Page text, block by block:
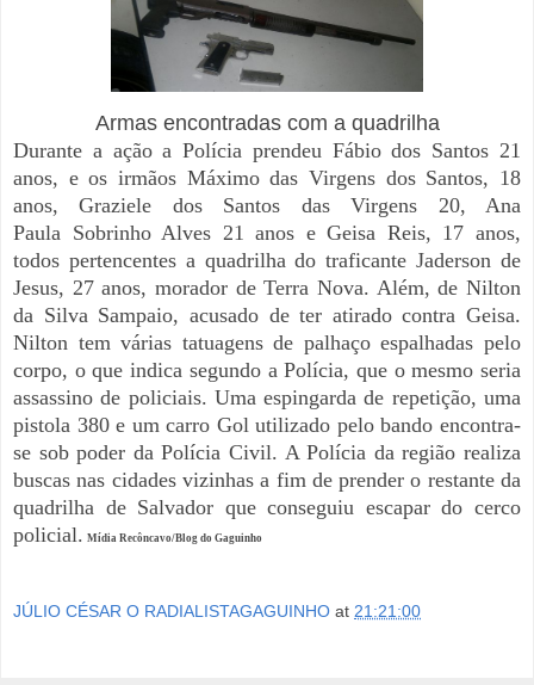
Armas encontradas com a quadrilha
Durante a ação a Polícia prendeu Fábio dos Santos 21
anos, e os irmãos Máximo das Virgens dos Santos, 18
anos, Graziele dos Santos das Virgens 20, Ana
Paula Sobrinho Alves 21 anos e Geisa Reis, 17 anos,
todos pertencentes a quadrilha do traficante Jaderson de
Jesus, 27 anos, morador de Terra Nova. Além, de Nilton
da Silva Sampaio, acusado de ter atirado contra Geisa.
Nilton tem várias tatuagens de palhaço espalhadas pelo
corpo, o que indica segundo a Polícia, que o mesmo seria
assassino de policiais. Uma espingarda de repetição, uma
pistola 380 e um carro Gol utilizado pelo bando encontra-
se sob poder da Polícia Civil. A Polícia da região realiza
buscas nas cidades vizinhas a fim de prender o restante da
quadrilha de Salvador que conseguiu escapar do cerco
policial. Mídia Recôncavo/Blog do Gaguinho
JÚLIO CÉSAR O RADIALISTAGAGUINHO at 21:21:00